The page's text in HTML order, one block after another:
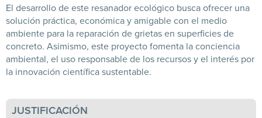
El desarrollo de este resanador ecológico busca ofrecer una
solución práctica, económica y amigable con el medio
ambiente para la reparación de grietas en superficies de
concreto. Asimismo, este proyecto fomenta la conciencia
ambiental, el uso responsable de los recursos y el interés por
la innovación científica sustentable.
JUSTIFICACIÓN